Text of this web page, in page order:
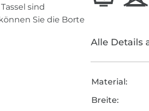
sind
Sie die Borte
Alle Details
Material:
Breite: